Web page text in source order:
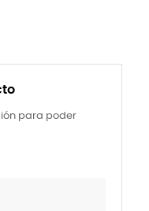
para poder